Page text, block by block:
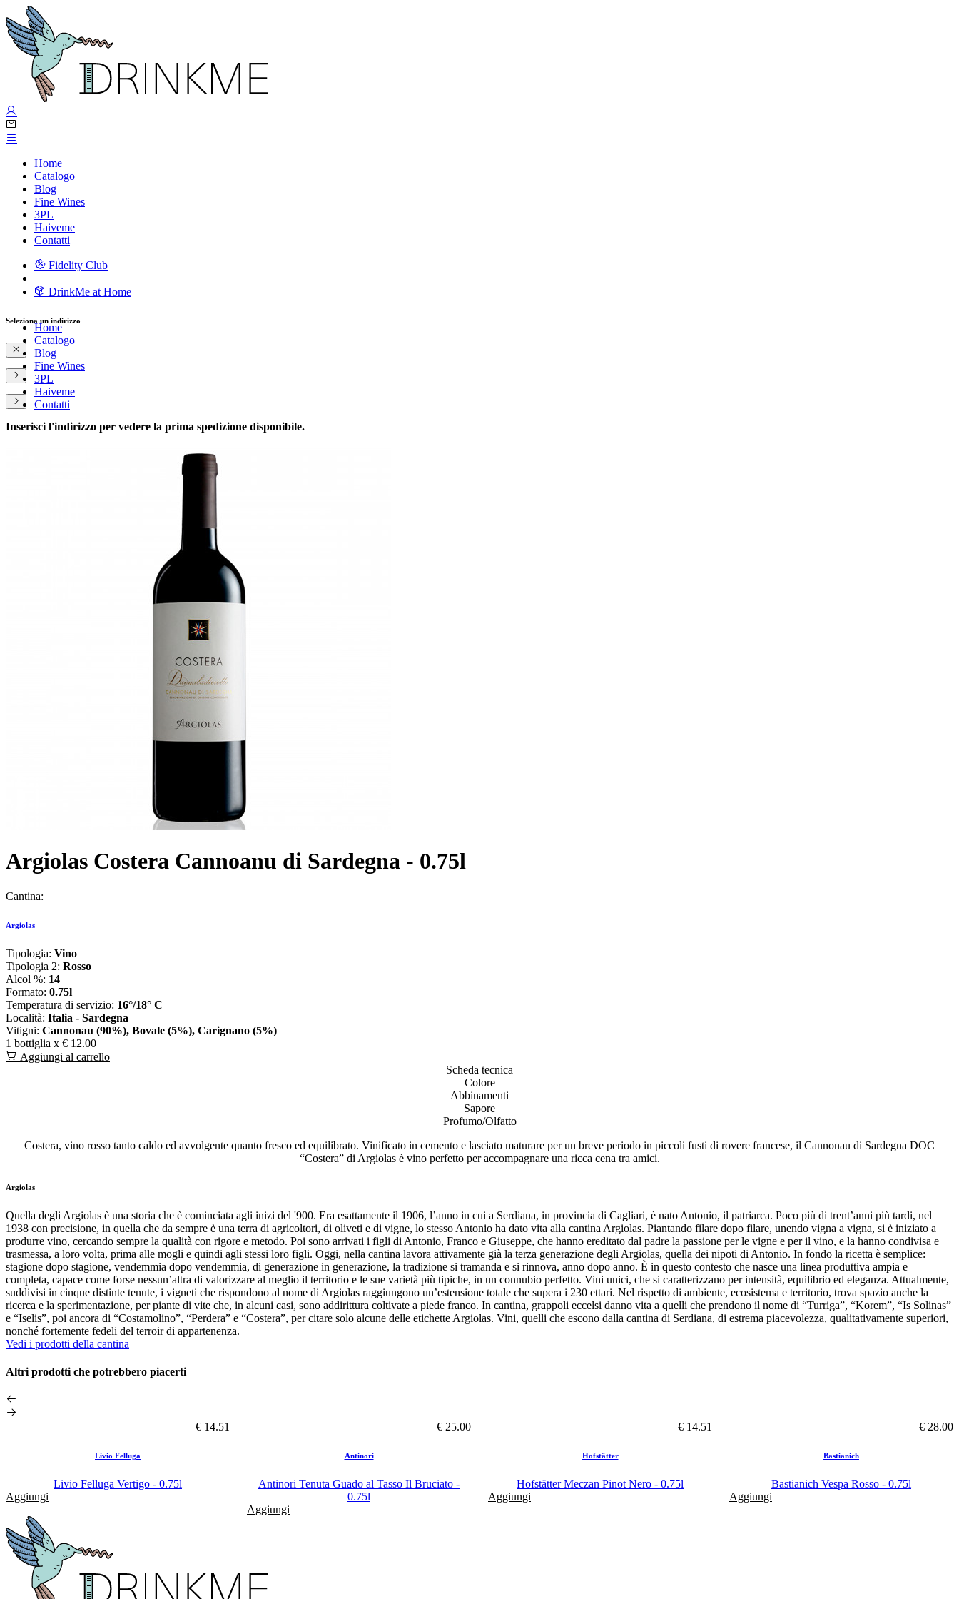
Home
Catalogo
Blog
Fine Wines
3PL
Haiveme
Contatti
Fidelity Club
DrinkMe at Home
Home
Catalogo
Blog
Fine Wines
3PL
Haiveme
Contatti
Seleziona un indirizzo
Inserisci l'indirizzo per vedere la prima spedizione disponibile.
Argiolas Costera Cannoanu di Sardegna - 0.75l
Cantina:
Argiolas
Tipologia: Vino
Tipologia 2: Rosso
Alcol %: 14
Formato: 0.75l
Temperatura di servizio: 16°/18° C
Località: Italia - Sardegna
Vitigni: Cannonau (90%), Bovale (5%), Carignano (5%)
1 bottiglia x € 12.00
Aggiungi al carrello
Scheda tecnica
Colore
Abbinamenti
Sapore
Profumo/Olfatto
Costera, vino rosso tanto caldo ed avvolgente quanto fresco ed equilibrato. Vinificato in cemento e lasciato maturare per un breve periodo in piccoli fusti di rovere francese, il Cannonau di Sardegna DOC
“Costera” di Argiolas è vino perfetto per accompagnare una ricca cena tra amici.
Argiolas
Quella degli Argiolas è una storia che è cominciata agli inizi del '900. Era esattamente il 1906, l’anno in cui a Serdiana, in provincia di Cagliari, è nato Antonio, il patriarca. Poco più di trent’anni più tardi, nel
1938 con precisione, in quella che da sempre è una terra di agricoltori, di oliveti e di vigne, lo stesso Antonio ha dato vita alla cantina Argiolas. Piantando filare dopo filare, unendo vigna a vigna, si è iniziato a
produrre vino, cercando sempre la qualità con rigore e metodo. Poi sono arrivati i figli di Antonio, Franco e Giuseppe, che hanno ereditato dal padre la passione per le vigne e per il vino, e la hanno condivisa e
trasmessa, a loro volta, prima alle mogli e quindi agli stessi loro figli. Oggi, nella cantina lavora attivamente già la terza generazione degli Argiolas, quella dei nipoti di Antonio. In fondo la ricetta è semplice:
stagione dopo stagione, vendemmia dopo vendemmia, di generazione in generazione, la tradizione si tramanda e si rinnova, anno dopo anno. È in questo contesto che nasce una linea produttiva ampia e
completa, capace come forse nessun’altra di valorizzare al meglio il territorio e le sue varietà più tipiche, in un connubio perfetto. Vini unici, che si caratterizzano per intensità, equilibrio ed eleganza. Attualmente,
suddivisi in cinque distinte tenute, i vigneti che rispondono al nome di Argiolas raggiungono un’estensione totale che supera i 230 ettari. Nel rispetto di ambiente, ecosistema e territorio, trova spazio anche la
ricerca e la sperimentazione, per piante di vite che, in alcuni casi, sono addirittura coltivate a piede franco. In cantina, grappoli eccelsi danno vita a quelli che prendono il nome di “Turriga”, “Korem”, “Is Solinas”
e “Iselis”, poi ancora di “Costamolino”, “Perdera” e “Costera”, per citare solo alcune delle etichette Argiolas. Vini, quelli che escono dalla cantina di Serdiana, di estrema piacevolezza, qualitativamente superiori,
nonché fortemente fedeli del terroir di appartenenza.
Vedi i prodotti della cantina
Altri prodotti che potrebbero piacerti
€ 14.51
Livio Felluga
Livio Felluga Vertigo - 0.75l
Aggiungi
€ 25.00
Antinori
Antinori Tenuta Guado al Tasso Il Bruciato -
0.75l
Aggiungi
€ 14.51
Hofstätter
Hofstätter Meczan Pinot Nero - 0.75l
Aggiungi
€ 28.00
Bastianich
Bastianich Vespa Rosso - 0.75l
Aggiungi